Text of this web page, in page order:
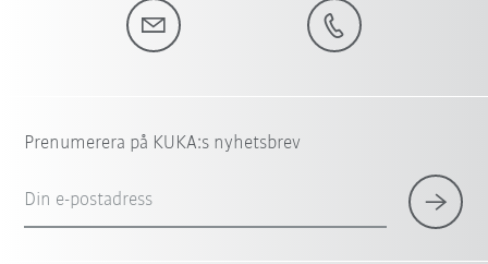
Prenumerera på KUKA:s nyhetsbrev
Din e-postadress